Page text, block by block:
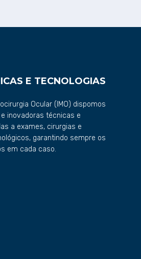
E TECNOLOGIAS
Ocular (IMO) dispomos
inovadoras técnicas e
a exames, cirurgias e
garantindo sempre os
em cada caso.